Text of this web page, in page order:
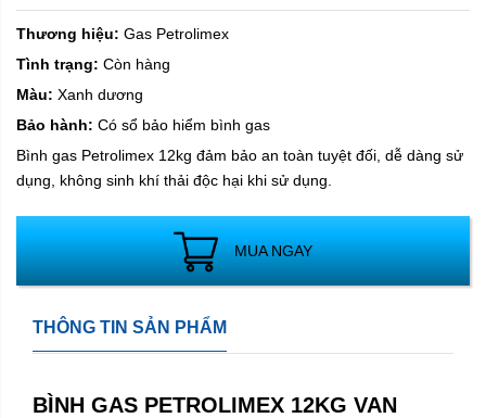
Thương hiệu: Gas Petrolimex
Tình trạng: Còn hàng
Màu: Xanh dương
Bảo hành: Có sổ bảo hiểm bình gas
Bình gas Petrolimex 12kg đảm bảo an toàn tuyệt đối, dễ dàng sử
dụng, không sinh khí thải độc hại khi sử dụng.
MUA NGAY
THÔNG TIN SẢN PHẨM
BÌNH GAS PETROLIMEX 12KG VAN